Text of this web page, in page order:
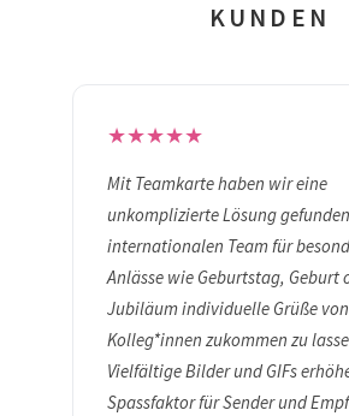
KUNDEN
★★★★★
Mit Teamkarte haben wir eine
unkomplizierte Lösung
internationalen Team für
Anlässe wie Geburtstag, Geburt
Jubiläum individuelle Grüße
Kolleg*innen zukommen zu
Vielfältige Bilder und GIFs
Spassfaktor für Sender und